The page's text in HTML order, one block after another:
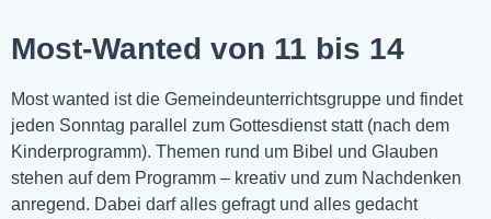
Most-Wanted von 11 bis 14
Most wanted ist die Gemeindeunterrichtsgruppe und findet
jeden Sonntag parallel zum Gottesdienst statt (nach dem
Kinderprogramm). Themen rund um Bibel und Glauben
stehen auf dem Programm – kreativ und zum Nachdenken
anregend. Dabei darf alles gefragt und alles gedacht